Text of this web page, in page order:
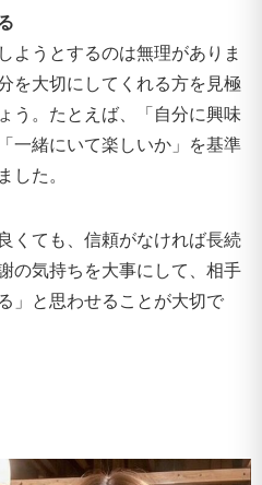
ようとするのは無理がありま
を大切にしてくれる方を見極
う。たとえば、「自分に興味
一緒にいて楽しいか」を基準
した。
くても、信頼がなければ長続
の気持ちを大事にして、相手
」と思わせることが大切で